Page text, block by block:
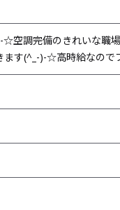
空調完備のきれいな職
す(^_-)-☆高時給なので